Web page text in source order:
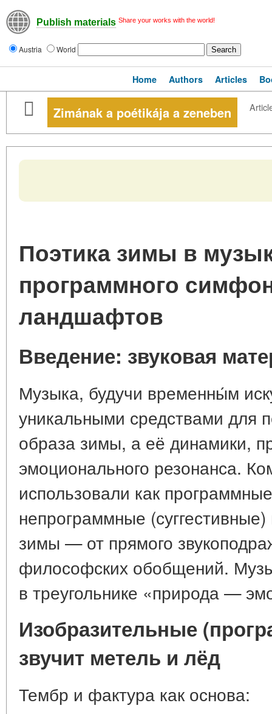
Publish materials Share your works with the world!
Austria World
Home Authors Articles
Zimának a poétikája a zeneben
Поэтика зимы в
программного
ландшафтов
Введение: звуковая
Музыка, будучи временны́м
уникальными средствами для
образа зимы, а её динамики,
эмоционального резонанса.
использовали как
непрограммные
зимы — от прямого
философских обобщений.
в треугольнике «природа —
Изобразительные
звучит метель и лёд
Тембр и фактура как основа: